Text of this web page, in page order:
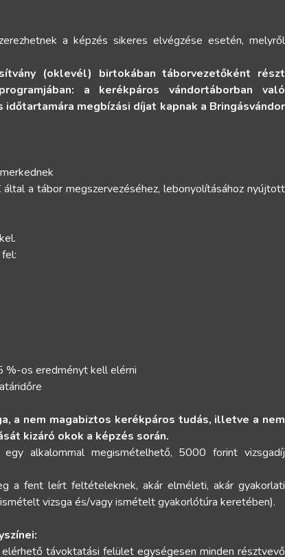
a képzés sikeres elvégzése esetén, melyről
(oklevél) birtokában táborvezetőként részt
a kerékpáros vándortáborban való
megbízási díjat kapnak a Bringásvándor
a tábor megszervezéséhez, lebonyolításához nyújtott
%-os eredményt kell elérni
a nem magabiztos kerékpáros tudás, illetve a nem
kizáró okok a képzés során.
alkalommal megismételhető, 5000 forint vizsgadíj
a fent leírt feltételeknek, akár elméleti, akár gyakorlati
vizsga és/vagy ismételt gyakorlótúra keretében).
távoktatási felület egységesen minden résztvevő